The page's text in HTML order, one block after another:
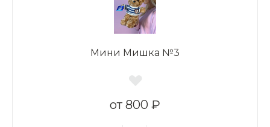
Мини Мишка №3
800 ₽